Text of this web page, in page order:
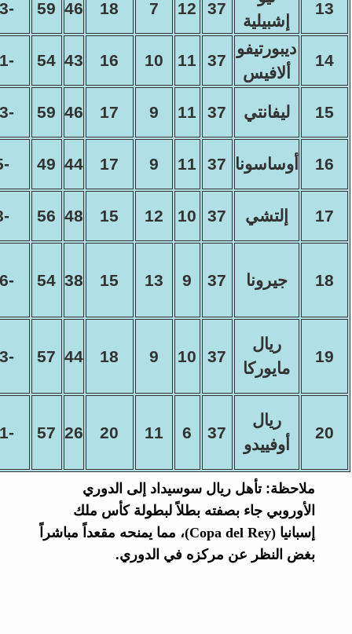
13
إشبيلية
37
12
7
18
46
59
-13
14
ديبورتيفو
ألافيس
37
11
10
16
43
54
-11
15 ليفانتي 37
11
9
17
46
59
-13
16 أوساسونا 37
11
9
17
44
49
-5
17 إلتشي 37
10
12
15
48
56
-8
18 جيرونا 37
9
13
15
38
54
-16
19
ريال
مايوركا
37
10
9
18
44
57
-13
20
ريال
أوفييدو
37
6
11
20
26
57
-31
ملاحظة: تأهل ريال سوسيداد إلى الدوري
الأوروبي جاء بصفته بطلاً لبطولة كأس ملك
إسبانيا (Copa del Rey)، مما يمنحه مقعداً مباشراً
بغض النظر عن مركزه في الدوري.